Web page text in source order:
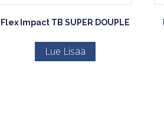
Flex Impact TB SUPER DOUPLE
Lue Lisää